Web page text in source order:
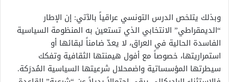
وبذلك يتلخص الدرس التونسي عراقياً بالآتي: إن الإطار
“الديمقراطي” الانتخابي الذي تستعين به المنظومة السياسية
الفاسدة الحالية في العراق، لا يعدّ ضامناً لبقائها أو
استمراريتها، خصوصاً مع أفول هيمنتها الثقافية وتفكك
سيطرتها المؤسساتية واضمحلال شرعيتها السياسية المُدرَكة.